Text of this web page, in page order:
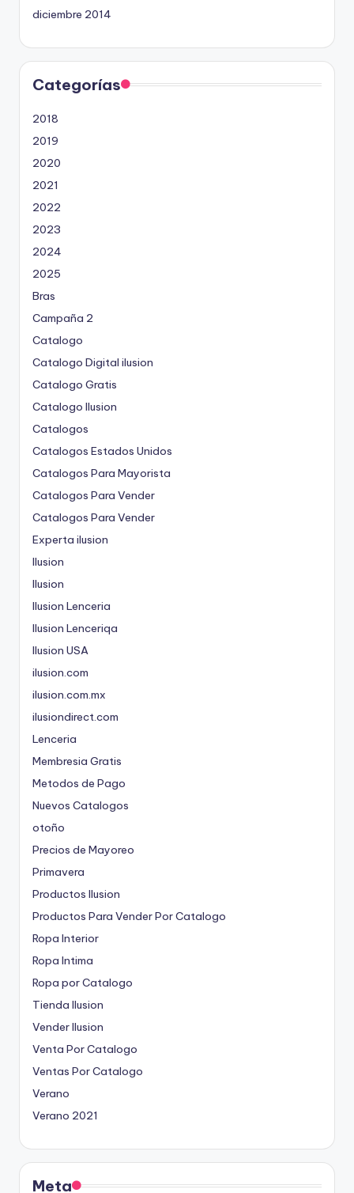
diciembre 2014
Categorías
2018
2019
2020
2021
2022
2023
2024
2025
Bras
Campaña 2
Catalogo
Catalogo Digital ilusion
Catalogo Gratis
Catalogo Ilusion
Catalogos
Catalogos Estados Unidos
Catalogos Para Mayorista
Catalogos Para Vender
Catalogos Para Vender
Experta ilusion
Ilusion
Ilusion
Ilusion Lenceria
Ilusion Lenceriqa
Ilusion USA
ilusion.com
ilusion.com.mx
ilusiondirect.com
Lenceria
Membresia Gratis
Metodos de Pago
Nuevos Catalogos
otoño
Precios de Mayoreo
Primavera
Productos Ilusion
Productos Para Vender Por Catalogo
Ropa Interior
Ropa Intima
Ropa por Catalogo
Tienda Ilusion
Vender Ilusion
Venta Por Catalogo
Ventas Por Catalogo
Verano
Verano 2021
Meta